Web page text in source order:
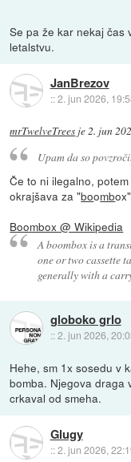
Se pa že kar nekaj čas
letalstvu.
JanBrezov
::2. jun 2026,
mrTwelveTrees je2. jun
Upam da so
Če to ni ilegalno,
okrajšava za "boomb
Boombox @ Wikipedia
A boombox is a
one or two cassette
generally with a
globoko grlo
::2. jun 2026,
Hehe, sm 1x sosedu v
bomba. Njegova draga
crkaval od smeha.
Glugy
::2. jun 2026,